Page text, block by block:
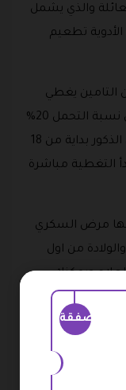
والذي يشمل
الأدوية تطعيم
التامين يغطي
جميع افراد الاسره بدون استثناء لاحد وان نسبة التحمل 20%
في حالات العيادات كما ان التأمين يغطي الذكور بداية من 18
السن حتى 60 عام وتبدأ التغطية مباشرة
مرض السكري
من اول
ويمكنك
التعاونيه
الطبية
أو حج داخل
صفقة